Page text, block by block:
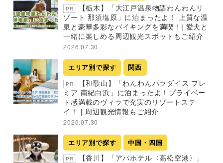
PR
【栃木】「大江戸温泉物語わんわんリ
ゾート 那須塩原」に泊まったよ！ 上質な温
泉と豪華多彩なバイキングを満喫！| 愛犬と
一緒に楽しめる周辺観光スポットもご紹介
2026.07.30
エリア別で探す 関西
PR
【和歌山】「わんわんパラダイス プレ
ミア 南紀白浜」に泊まったよ！プライベー
ト感満載のヴィラで充実のリゾートステ
イ！ | 周辺観光情報もご紹介
2026.07.30
エリア別で探す 中国・四国
PR
【香川】「アパホテル〈高松空港〉」